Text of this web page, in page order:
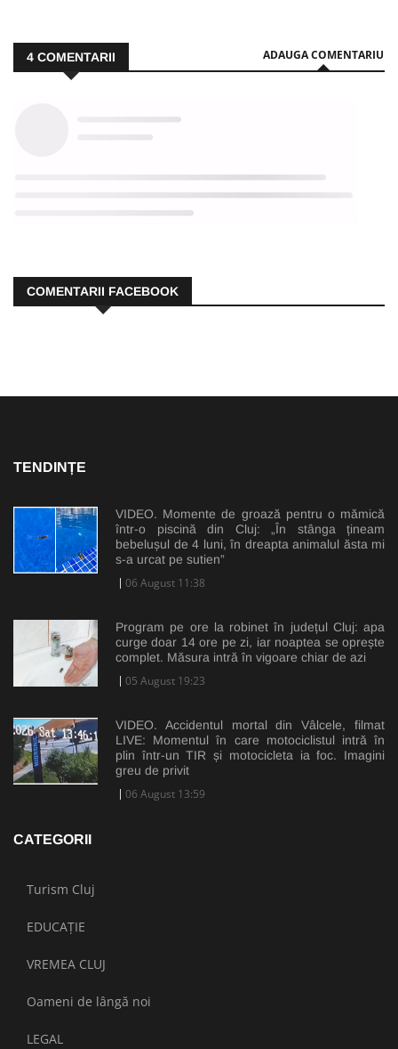
4 COMENTARII ADAUGA COMENTARIU
COMENTARII FACEBOOK
TENDINȚE
VIDEO. Momente de groază pentru o mămică
într-o piscină din Cluj: „În stânga țineam
bebelușul de 4 luni, în dreapta animalul ăsta mi
s-a urcat pe sutien”
06 August 11:38
Program pe ore la robinet în județul Cluj: apa
curge doar 14 ore pe zi, iar noaptea se oprește
complet. Măsura intră în vigoare chiar de azi
05 August 19:23
VIDEO. Accidentul mortal din Vâlcele, filmat
LIVE: Momentul în care motociclistul intră în
plin într-un TIR și motocicleta ia foc. Imagini
greu de privit
06 August 13:59
CATEGORII
Turism Cluj
EDUCAȚIE
VREMEA CLUJ
Oameni de lângă noi
LEGAL